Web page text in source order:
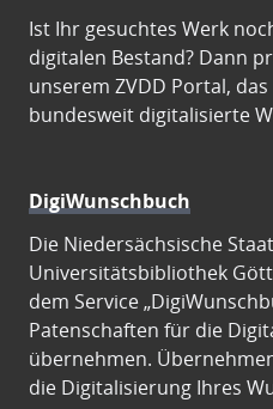
Ist Ihr gesuchtes Werk
digitalen Bestand? Dann
unserem ZVDD Portal,
bundesweit digitalisierte
DigiWunschbuch
Die Niedersächsische
Universitätsbibliothek
dem Service
Patenschaften für die
übernehmen.
die Digitalisierung Ihres